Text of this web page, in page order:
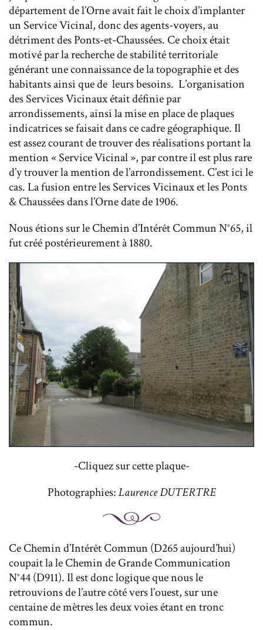
département de l’Orne avait fait le choix d’implanter
un Service Vicinal, donc des agents-voyers, au
détriment des Ponts-et-Chaussées. Ce choix était
motivé par la recherche de stabilité territoriale
générant une connaissance de la topographie et des
habitants ainsi que de leurs besoins. L’organisation
des Services Vicinaux était définie par
arrondissements, ainsi la mise en place de plaques
indicatrices se faisait dans ce cadre géographique. Il
est assez courant de trouver des réalisations portant la
mention « Service Vicinal », par contre il est plus rare
d’y trouver la mention de l’arrondissement. C’est ici le
cas. La fusion entre les Services Vicinaux et les Ponts
& Chaussées dans l’Orne date de 1906.
Nous étions sur le Chemin d’Intérêt Commun N°65, il
fut créé postérieurement à 1880.
-Cliquez sur cette plaque-
Photographies:Laurence DUTERTRE
Ce Chemin d’Intérêt Commun (D265 aujourd’hui)
coupait la le Chemin de Grande Communication
N°44 (D911). Il est donc logique que nous le
retrouvions de l’autre côté vers l’ouest, sur une
centaine de mètres les deux voies étant en tronc
commun.